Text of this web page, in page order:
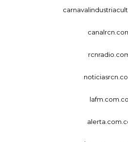
lafm.com.co